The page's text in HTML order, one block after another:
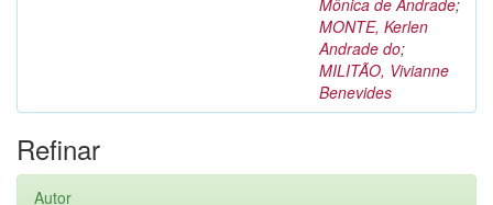
Mônica de Andrade;
MONTE, Kerlen
Andrade do;
MILITÃO, Vivianne
Benevides
Refinar
Autor